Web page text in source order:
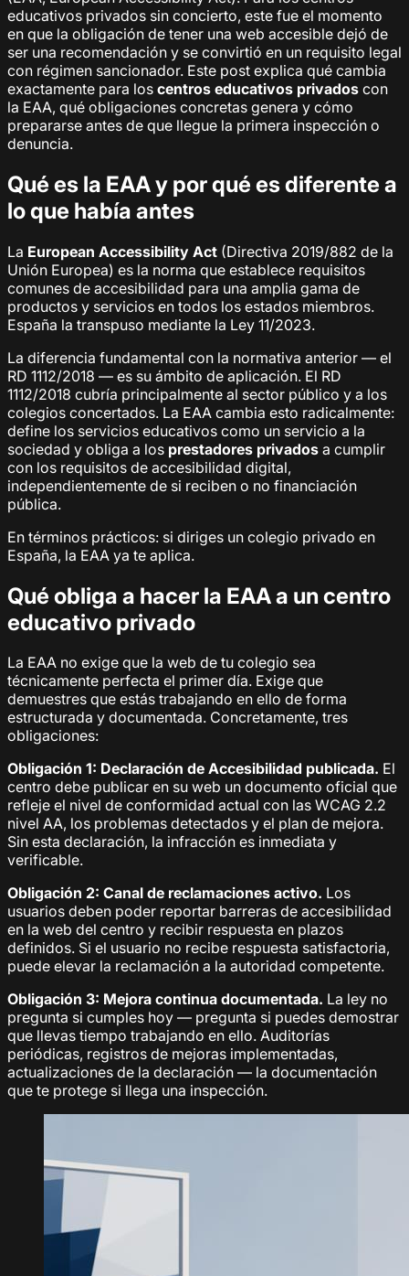
educativos privados sin concierto, este fue el momento
en que la obligación de tener una web accesible dejó de
ser una recomendación y se convirtió en un requisito legal
con régimen sancionador. Este post explica qué cambia
exactamente para los centros educativos privados con
la EAA, qué obligaciones concretas genera y cómo
prepararse antes de que llegue la primera inspección o
denuncia.
Qué es la EAA y por qué es diferente a
lo que había antes
La European Accessibility Act (Directiva 2019/882 de la
Unión Europea) es la norma que establece requisitos
comunes de accesibilidad para una amplia gama de
productos y servicios en todos los estados miembros.
España la transpuso mediante la Ley 11/2023.
La diferencia fundamental con la normativa anterior — el
RD 1112/2018 — es su ámbito de aplicación. El RD
1112/2018 cubría principalmente al sector público y a los
colegios concertados. La EAA cambia esto radicalmente:
define los servicios educativos como un servicio a la
sociedad y obliga a los prestadores privados a cumplir
con los requisitos de accesibilidad digital,
independientemente de si reciben o no financiación
pública.
En términos prácticos: si diriges un colegio privado en
España, la EAA ya te aplica.
Qué obliga a hacer la EAA a un centro
educativo privado
La EAA no exige que la web de tu colegio sea
técnicamente perfecta el primer día. Exige que
demuestres que estás trabajando en ello de forma
estructurada y documentada. Concretamente, tres
obligaciones:
Obligación 1: Declaración de Accesibilidad publicada. El
centro debe publicar en su web un documento oficial que
refleje el nivel de conformidad actual con las WCAG 2.2
nivel AA, los problemas detectados y el plan de mejora.
Sin esta declaración, la infracción es inmediata y
verificable.
Obligación 2: Canal de reclamaciones activo. Los
usuarios deben poder reportar barreras de accesibilidad
en la web del centro y recibir respuesta en plazos
definidos. Si el usuario no recibe respuesta satisfactoria,
puede elevar la reclamación a la autoridad competente.
Obligación 3: Mejora continua documentada. La ley no
pregunta si cumples hoy — pregunta si puedes demostrar
que llevas tiempo trabajando en ello. Auditorías
periódicas, registros de mejoras implementadas,
actualizaciones de la declaración — la documentación
que te protege si llega una inspección.